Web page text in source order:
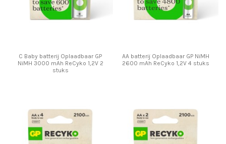
C Baby batterij Oplaadbaar GP
NiMH 3000 mAh ReCyko 1,2V 2
stuks
AA batterij Oplaadbaar GP NiMH
2600 mAh ReCyko 1,2V 4 stuks